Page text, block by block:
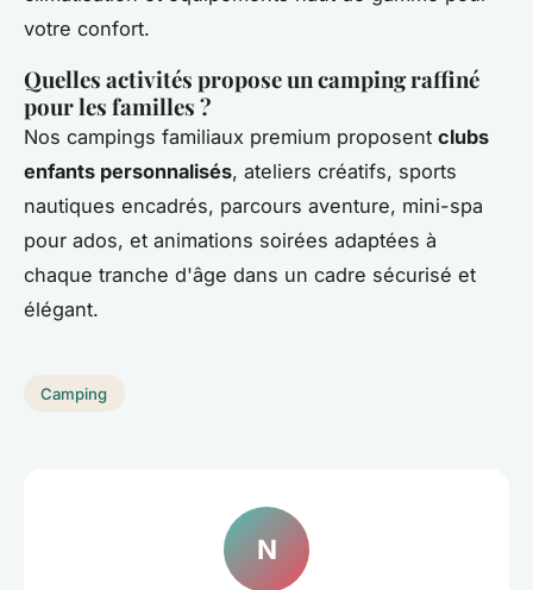
votre confort.
Quelles activités propose un camping raffiné
pour les familles ?
Nos campings familiaux premium proposent clubs
enfants personnalisés, ateliers créatifs, sports
nautiques encadrés, parcours aventure, mini-spa
pour ados, et animations soirées adaptées à
chaque tranche d'âge dans un cadre sécurisé et
élégant.
Camping
N